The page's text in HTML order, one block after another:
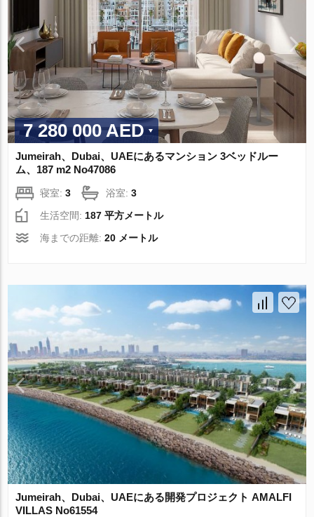
7 280 000 AED
Jumeirah、Dubai、UAEにあるマンション 3ベッドルー
ム、187 m2 No47086
寝室:3 浴室:3
生活空間: 187 平方メートル
海までの距離:20 メートル
Jumeirah、Dubai、UAEにある開発プロジェクト AMALFI
VILLAS No61554